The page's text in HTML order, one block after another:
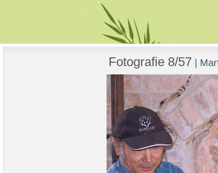
Fotografie 8/57 |